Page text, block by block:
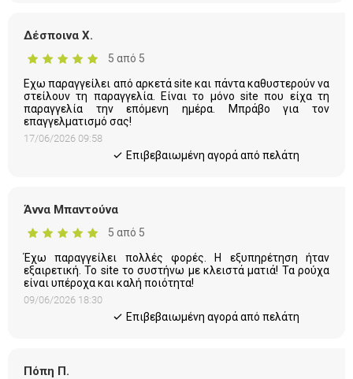
Δέσποινα Χ.
5 από 5
Εχω παραγγείλει από αρκετά site και πάντα καθυστερούν να
στείλουν τη παραγγελία. Είναι το μόνο site που είχα τη
παραγγελία την επόμενη ημέρα. Μπράβο για τον
επαγγελματισμό σας!
17/06/2026 09:58
Eπιβεβαιωμένη αγορά από πελάτη
Άννα Μπαντούνα
5 από 5
Έχω παραγγείλει πολλές φορές. Η εξυπηρέτηση ήταν
εξαιρετική. Το site το συστήνω με κλειστά ματιά! Τα ρούχα
είναι υπέροχα και καλή ποιότητα!
09/06/2026 18:30
Eπιβεβαιωμένη αγορά από πελάτη
Πόπη Π.